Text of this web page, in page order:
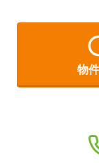
物